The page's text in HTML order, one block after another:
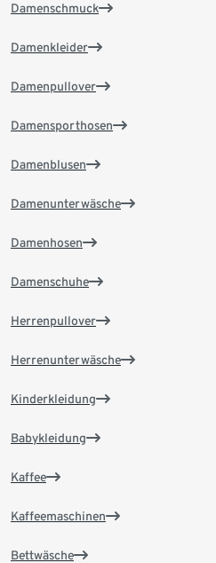
Damenschmuck
Damenkleider
Damenpullover
Damensporthosen
Damenblusen
Damenunterwäsche
Damenhosen
Damenschuhe
Herrenpullover
Herrenunterwäsche
Kinderkleidung
Babykleidung
Kaffee
Kaffeemaschinen
Bettwäsche